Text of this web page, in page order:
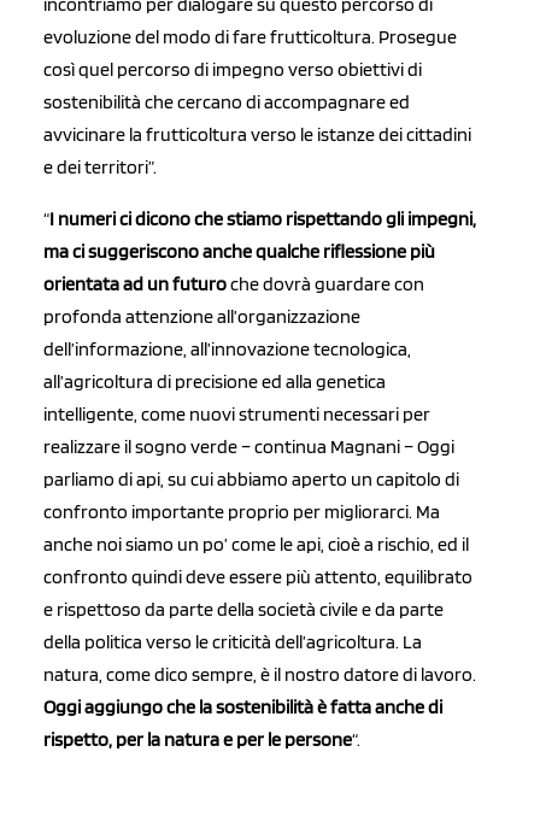
evoluzione del modo di fare frutticoltura. Prosegue
così quel percorso di impegno verso obiettivi di
sostenibilità che cercano di accompagnare ed
avvicinare la frutticoltura verso le istanze dei cittadini
e dei territori”.
“I numeri ci dicono che stiamo rispettando gli impegni,
ma ci suggeriscono anche qualche riflessione più
orientata ad un futuroche dovrà guardare con
profonda attenzione all’organizzazione
dell’informazione, all’innovazione tecnologica,
all’agricoltura di precisione ed alla genetica
intelligente, come nuovi strumenti necessari per
realizzare il sogno verde – continua Magnani – Oggi
parliamo di api, su cui abbiamo aperto un capitolo di
confronto importante proprio per migliorarci. Ma
anche noi siamo un po’ come le api, cioè a rischio, ed il
confronto quindi deve essere più attento, equilibrato
e rispettoso da parte della società civile e da parte
della politica verso le criticità dell’agricoltura. La
natura, come dico sempre, è il nostro datore di lavoro.
Oggi aggiungo che la sostenibilità è fatta anche di
rispetto, per la natura e per le persone“.